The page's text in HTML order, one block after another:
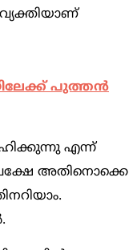
പുത്തൻ
എന്ന്
അതിനൊക്കെ